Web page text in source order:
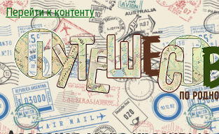
Перейти к контенту